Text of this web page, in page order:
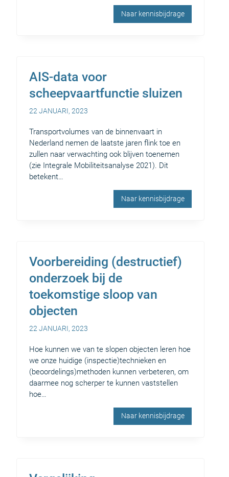
Naar kennisbijdrage
AIS-data voor
scheepvaartfunctie sluizen
22 JANUARI, 2023
Transportvolumes van de binnenvaart in
Nederland nemen de laatste jaren flink toe en
zullen naar verwachting ook blijven toenemen
(zie Integrale Mobiliteitsanalyse 2021). Dit
betekent…
Naar kennisbijdrage
Voorbereiding (destructief)
onderzoek bij de
toekomstige sloop van
objecten
22 JANUARI, 2023
Hoe kunnen we van te slopen objecten leren hoe
we onze huidige (inspectie)technieken en
(beoordelings)methoden kunnen verbeteren, om
daarmee nog scherper te kunnen vaststellen
hoe…
Naar kennisbijdrage